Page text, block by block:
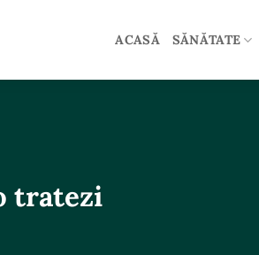
ACASĂ SĂNĂTATE
tratezi